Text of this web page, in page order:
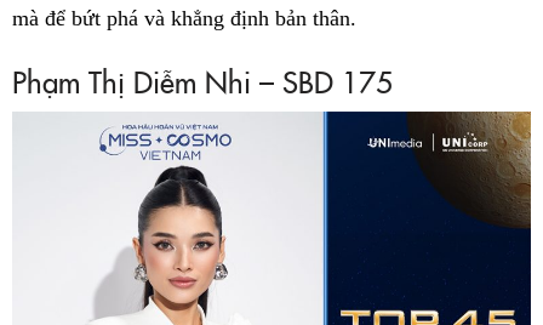
mà để bứt phá và khẳng định bản thân.
Phạm Thị Diễm Nhi – SBD 175